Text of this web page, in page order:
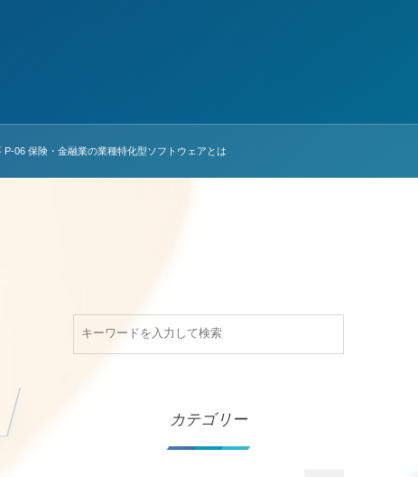
06 保険・金融業の業種特化型ソフトウェアとは
カテゴリー